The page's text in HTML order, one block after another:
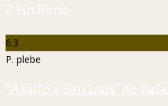
P. Hislibris
6.3
P. plebe
"Asalto a San Luis" de